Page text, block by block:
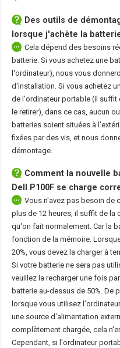
Des outils de
lorsque j'achète la
Cela dépend des besoins
batterie. Si vous achetez une
l'ordinateur), nous vous
d'installation. Si vous achetez
de l'ordinateur portable (il suffit
le retirer), dans ce cas, aucun
batteries soient situées à
fixées par des vis, et nous
démontage.
Comment la nouvelle
Dell P100F se charge
Vous n'avez pas besoin de
plus de 12 heures, il suffit de la
qu'on fait normalement. Car la
fonction de la mémoire.
20%, vous devez la charger à
Si votre batterie ne sera pas
veuillez la recharger une fois
batterie au-dessus de 50%. De
lorsque vous utilisez
une source d'alimentation
complètement chargée, cela
Cependant, si l'ordinateur